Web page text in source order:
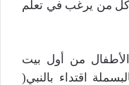
كل من يرغب في تعلم
من أول بيت
اقتداء بالنبي(